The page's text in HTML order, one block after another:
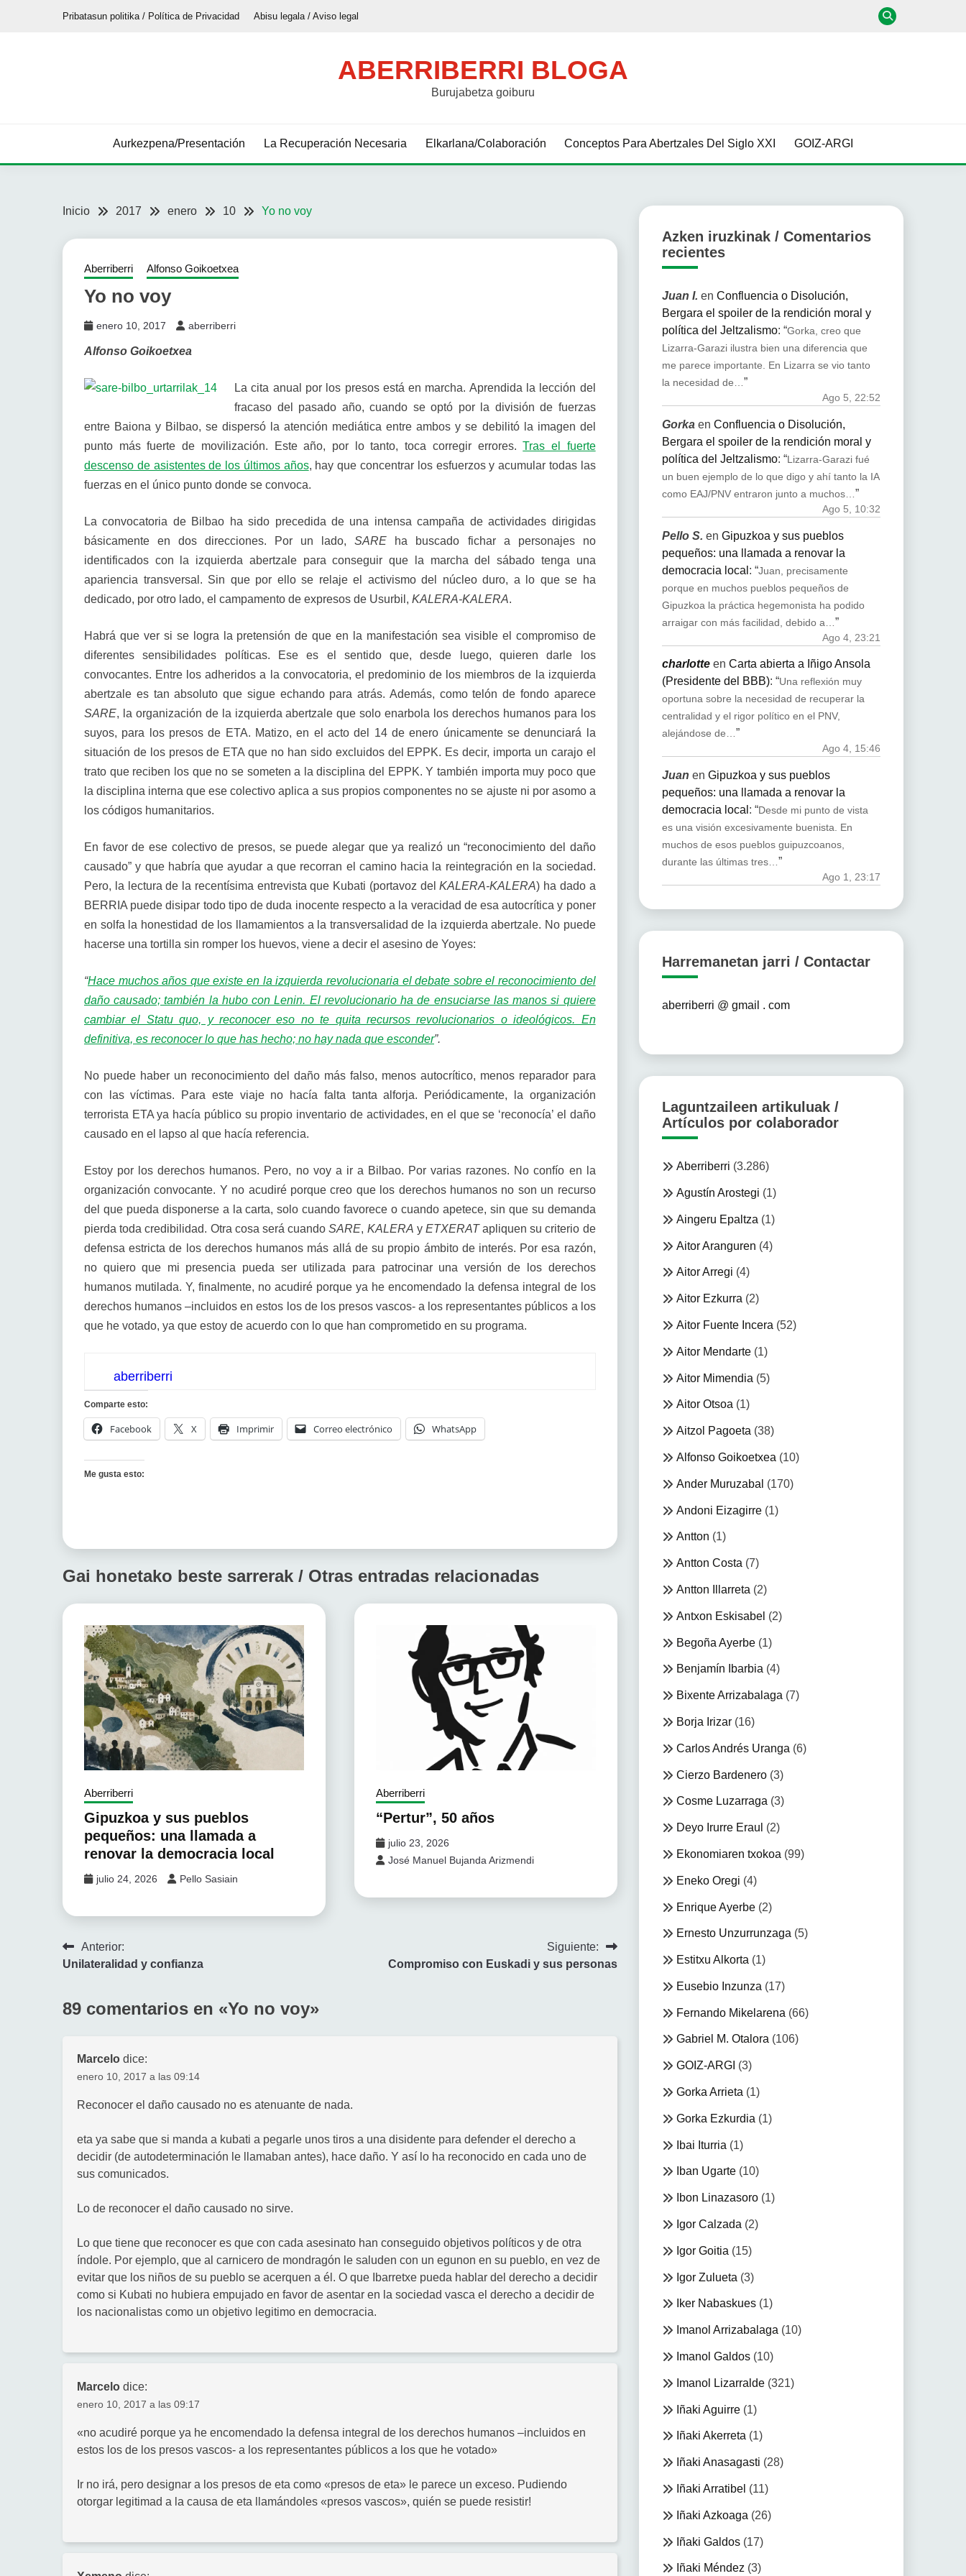
Pribatasun politika / Política de Privacidad Abisu legala / Aviso legal
ABERRIBERRI BLOGA
Burujabetza goiburu
Aurkezpena/Presentación La Recuperación Necesaria Elkarlana/Colaboración Conceptos Para Abertzales Del Siglo XXI GOIZ-ARGI
Inicio 2017 enero 10 Yo no voy
Aberriberri Alfonso Goikoetxea
Yo no voy
enero 10, 2017 aberriberri
Alfonso Goikoetxea
La cita anual por los presos está en marcha. Aprendida la lección del
fracaso del pasado año, cuando se optó por la división de fuerzas
entre Baiona y Bilbao, se dispersó la atención mediática entre ambos y se debilitó la imagen del
punto más fuerte de movilización. Este año, por lo tanto, toca corregir errores.Tras el fuerte
descenso de asistentes de los últimos años, hay que concentrar los esfuerzos y acumular todas las
fuerzas en el único punto donde se convoca.
La convocatoria de Bilbao ha sido precedida de una intensa campaña de actividades dirigidas
básicamente en dos direcciones. Por un lado,SARE ha buscado fichar a personajes no
identificados con la izquierda abertzale para conseguir que la marcha del sábado tenga una
apariencia transversal. Sin que por ello se relaje el activismo del núcleo duro, a lo que se ha
dedicado, por otro lado, el campamento de expresos de Usurbil, KALERA-KALERA.
Habrá que ver si se logra la pretensión de que en la manifestación sea visible el compromiso de
diferentes sensibilidades políticas. Ese es el sentido que, desde luego, quieren darle los
convocantes. Entre los adheridos a la convocatoria, el predominio de los miembros de la izquierda
abertzale es tan absoluto que sigue echando para atrás. Además, como telón de fondo aparece
SARE, la organización de la izquierda abertzale que solo enarbola los derechos humanos para los
suyos, para los presos de ETA. Matizo, en el acto del 14 de enero únicamente se denunciará la
situación de los presos de ETA que no han sido excluidos del EPPK. Es decir, importa un carajo el
trato que reciben los que no se someten a la disciplina del EPPK. Y también importa muy poco que
la disciplina interna que ese colectivo aplica a sus propios componentes no se ajuste ni por asomo a
los códigos humanitarios.
En favor de ese colectivo de presos, se puede alegar que ya realizó un “reconocimiento del daño
causado” y que habría que ayudar a que recorran el camino hacia la reintegración en la sociedad.
Pero, la lectura de la recentísima entrevista que Kubati (portavoz delKALERA-KALERA) ha dado a
BERRIA puede disipar todo tipo de duda inocente respecto a la veracidad de esa autocrítica y poner
en solfa la honestidad de los llamamientos a la transversalidad de la izquierda abertzale. No puede
hacerse una tortilla sin romper los huevos, viene a decir el asesino de Yoyes:
“Hace muchos años que existe en la izquierda revolucionaria el debate sobre el reconocimiento del
daño causado; también la hubo con Lenin. El revolucionario ha de ensuciarse las manos si quiere
cambiar el Statu quo, y reconocer eso no te quita recursos revolucionarios o ideológicos. En
definitiva, es reconocer lo que has hecho; no hay nada que esconder”.
No puede haber un reconocimiento del daño más falso, menos autocrítico, menos reparador para
con las víctimas. Para este viaje no hacía falta tanta alforja. Periódicamente, la organización
terrorista ETA ya hacía público su propio inventario de actividades, en el que se ‘reconocía’ el daño
causado en el lapso al que hacía referencia.
Estoy por los derechos humanos. Pero, no voy a ir a Bilbao. Por varias razones. No confío en la
organización convocante. Y no acudiré porque creo que los derechos humanos no son un recurso
del que pueda disponerse a la carta, solo cuando favorece o cuando apetece, sin que su demanda
pierda toda credibilidad. Otra cosa será cuandoSARE, KALERA y ETXERATapliquen su criterio de
defensa estricta de los derechos humanos más allá de su propio ámbito de interés. Por esa razón,
no quiero que mi presencia pueda ser utilizada para patrocinar una versión de los derechos
humanos mutilada. Y, finalmente, no acudiré porque ya he encomendado la defensa integral de los
derechos humanos –incluidos en estos los de los presos vascos- a los representantes públicos a los
que he votado, ya que estoy de acuerdo con lo que han comprometido en su programa.
aberriberri
Comparte esto:
Facebook X Imprimir Correo electrónico WhatsApp
Me gusta esto:
Gai honetako beste sarrerak / Otras entradas relacionadas
Aberriberri
Gipuzkoa y sus pueblos
pequeños: una llamada a
renovar la democracia local
julio 24, 2026 Pello Sasiain
Aberriberri
“Pertur”, 50 años
julio 23, 2026
José Manuel Bujanda Arizmendi
Navegación
entradas
Anterior:
Unilateralidad y confianza
Siguiente:
Compromiso con Euskadi y sus personas
89 comentarios en «Yo no voy»
Marcelo dice:
enero 10, 2017 a las 09:14
Reconocer el daño causado no es atenuante de nada.
eta ya sabe que si manda a kubati a pegarle unos tiros a una disidente para defender el derecho a
decidir (de autodeterminación le llamaban antes), hace daño. Y así lo ha reconocido en cada uno de
sus comunicados.
Lo de reconocer el daño causado no sirve.
Lo que tiene que reconocer es que con cada asesinato han conseguido objetivos políticos y de otra
índole. Por ejemplo, que al carnicero de mondragón le saluden con un egunon en su pueblo, en vez de
evitar que los niños de su pueblo se acerquen a él. O que Ibarretxe pueda hablar del derecho a decidir
como si Kubati no hubiera empujado en favor de asentar en la sociedad vasca el derecho a decidir de
los nacionalistas como un objetivo legitimo en democracia.
Marcelo dice:
enero 10, 2017 a las 09:17
«no acudiré porque ya he encomendado la defensa integral de los derechos humanos –incluidos en
estos los de los presos vascos- a los representantes públicos a los que he votado»
Ir no irá, pero designar a los presos de eta como «presos de eta» le parece un exceso. Pudiendo
otorgar legitimad a la causa de eta llamándoles «presos vascos», quién se puede resistir!
Azken iruzkinak / Comentarios
recientes
Juan I. en Confluencia o Disolución,
Bergara el spoiler de la rendición moral y
política del Jeltzalismo: “Gorka, creo que
Lizarra-Garazi ilustra bien una diferencia que
me parece importante. En Lizarra se vio tanto
la necesidad de…”
Ago 5, 22:52
Gorkaen Confluencia o Disolución,
Bergara el spoiler de la rendición moral y
política del Jeltzalismo: “Lizarra-Garazi fué
un buen ejemplo de lo que digo y ahí tanto la IA
como EAJ/PNV entraron junto a muchos… ”
Ago 5, 10:32
Pello S. en Gipuzkoa y sus pueblos
pequeños: una llamada a renovar la
democracia local : “Juan, precisamente
porque en muchos pueblos pequeños de
Gipuzkoa la práctica hegemonista ha podido
arraigar con más facilidad, debido a… ”
Ago 4, 23:21
charlotteen Carta abierta a Iñigo Ansola
(Presidente del BBB): “Una reflexión muy
oportuna sobre la necesidad de recuperar la
centralidad y el rigor político en el PNV,
alejándose de…”
Ago 4, 15:46
Juan en Gipuzkoa y sus pueblos
pequeños: una llamada a renovar la
democracia local : “Desde mi punto de vista
es una visión excesivamente buenista. En
muchos de esos pueblos guipuzcoanos,
durante las últimas tres…”
Ago 1, 23:17
Harremanetan jarri / Contactar
aberriberri @ gmail . com
Laguntzaileen artikuluak /
Artículos por colaborador
Aberriberri (3.286)
Agustín Arostegi (1)
Aingeru Epaltza (1)
Aitor Aranguren (4)
Aitor Arregi (4)
Aitor Ezkurra (2)
Aitor Fuente Incera (52)
Aitor Mendarte(1)
Aitor Mimendia (5)
Aitor Otsoa (1)
Aitzol Pagoeta (38)
Alfonso Goikoetxea (10)
Ander Muruzabal (170)
Andoni Eizagirre(1)
Antton (1)
Antton Costa (7)
Antton Illarreta (2)
Antxon Eskisabel (2)
Begoña Ayerbe(1)
Benjamín Ibarbia (4)
Bixente Arrizabalaga (7)
Borja Irizar(16)
Carlos Andrés Uranga (6)
Cierzo Bardenero(3)
Cosme Luzarraga (3)
Deyo Irurre Eraul (2)
Ekonomiaren txokoa (99)
Eneko Oregi (4)
Enrique Ayerbe(2)
Ernesto Unzurrunzaga (5)
Estitxu Alkorta (1)
Eusebio Inzunza (17)
Fernando Mikelarena (66)
Gabriel M. Otalora(106)
GOIZ-ARGI (3)
Gorka Arrieta (1)
Gorka Ezkurdia (1)
Ibai Iturria (1)
Iban Ugarte(10)
Ibon Linazasoro(1)
Igor Calzada (2)
Igor Goitia (15)
Igor Zulueta (3)
Iker Nabaskues(1)
Imanol Arrizabalaga (10)
Imanol Galdos(10)
Imanol Lizarralde(321)
Iñaki Aguirre(1)
Iñaki Akerreta(1)
Iñaki Anasagasti (28)
Iñaki Arratibel (11)
Iñaki Azkoaga (26)
Iñaki Galdos(17)
Iñaki Méndez(3)